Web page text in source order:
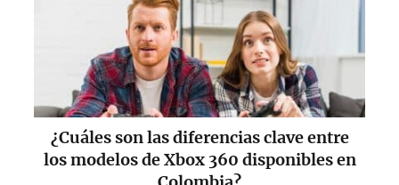
¿Cuáles son las diferencias clave entre
los modelos de Xbox 360 disponibles en